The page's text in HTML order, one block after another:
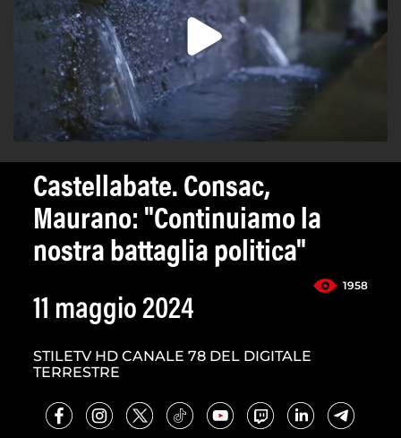
Castellabate. Consac,
Maurano: "Continuiamo la
nostra battaglia politica"
1958
11 maggio 2024
STILETV HD CANALE 78 DEL DIGITALE
TERRESTRE